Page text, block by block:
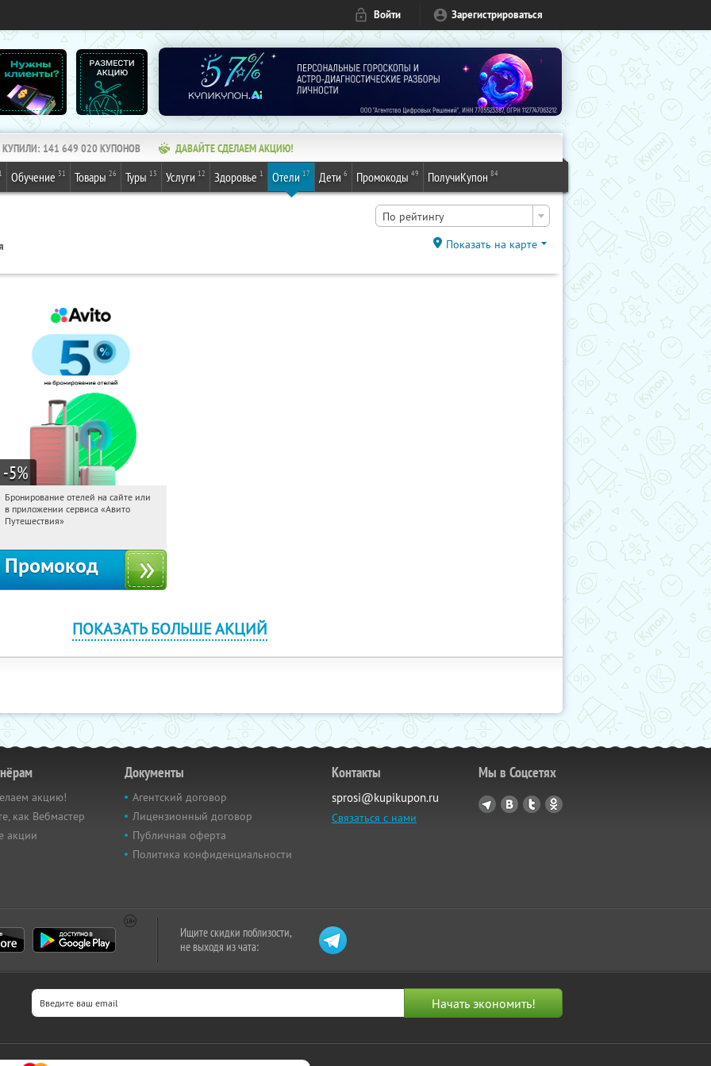
Войти Зарегистрироваться
КУПИЛИ: 141 649 020КУПОНОВ ДАВАЙТЕ СДЕЛАЕМ АКЦИЮ!
1 Обучение 31 Товары 26 Туры 13 Услуги 12 Здоровье 1 Отели 17 Дети 6 Промокоды 49 ПолучиКупон 84
По рейтингу
Показать на карте
-5%
04:07:54
Получи первым!
Россия
Бронирование отелей на сайте или
в приложении сервиса «Авито
Путешествия»
Промокод
ПОКАЗАТЬ БОЛЬШЕ АКЦИЙ
акцию!
как Вебмастер
акции
Документы
Агентский договор
Лицензионный договор
Публичная оферта
Политика конфиденциальности
Контакты
sprosi@kupikupon.ru
Связаться с нами
Мы в Соцсетях
Ищите скидки поблизости,
не выходя из чата: